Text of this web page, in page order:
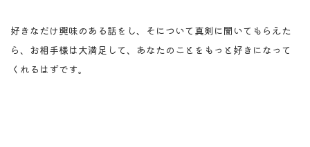
好きなだけ興味のある話をし、そについて真剣に聞いてもらえた
ら、お相手様は大満足して、あなたのことをもっと好きになって
くれるはずです。